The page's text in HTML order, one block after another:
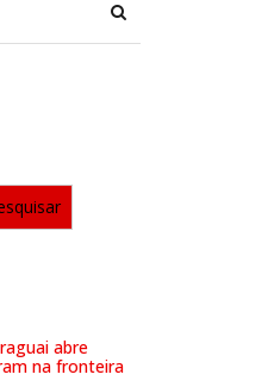
abre
na fronteira